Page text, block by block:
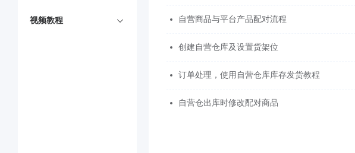
视频教程 自营商品与平台产品配对流程
创建自营仓库及设置货架位
订单处理，使用自营仓库库存发货教程
自营仓出库时修改配对商品